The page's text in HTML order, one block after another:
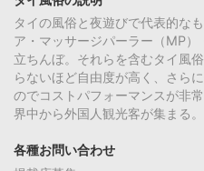
タイの風俗と夜遊びで代表的な
ア・マッサージパーラー（MP）
立ちんぼ。それらを含むタイ風
らないほど自由度が高く、さら
のでコストパフォーマンスが非
界中から外国人観光客が集まる。
各種お問い合わせ